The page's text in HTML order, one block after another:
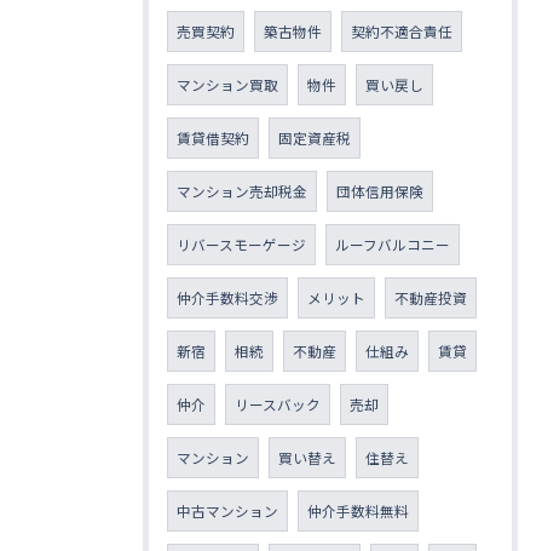
売買契約 築古物件 契約不適合責任
マンション買取 物件 買い戻し
賃貸借契約 固定資産税
マンション売却税金 団体信用保険
リバースモーゲージ ルーフバルコニー
仲介手数料交渉 メリット 不動産投資
新宿 相続 不動産 仕組み 賃貸
仲介 リースバック 売却
マンション 買い替え 住替え
中古マンション 仲介手数料無料